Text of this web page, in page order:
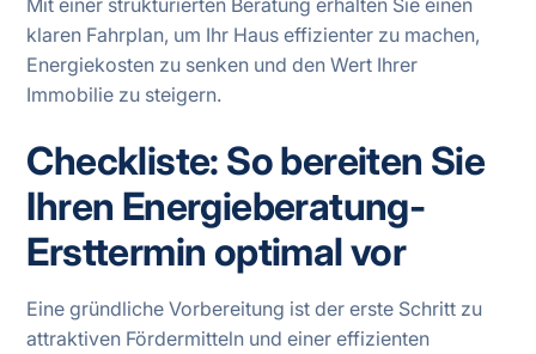
klaren Fahrplan, um Ihr Haus effizienter zu machen,
Energiekosten zu senken und den Wert Ihrer
Immobilie zu steigern.
Checkliste: So bereiten Sie
Ihren Energieberatung-
Ersttermin optimal vor
Eine gründliche Vorbereitung ist der erste Schritt zu
attraktiven Fördermitteln und einer effizienten